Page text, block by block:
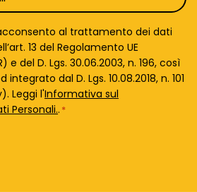
al trattamento dei dati
13 del Regolamento UE
e del D. Lgs. 30.06.2003, n. 196, così
dal D. Lgs. 10.08.2018, n. 101
Leggi l'Informativa sul
Personali.. *